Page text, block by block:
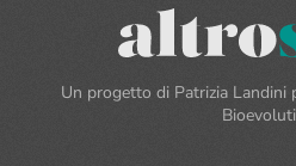
Un progetto di Patrizia Landini